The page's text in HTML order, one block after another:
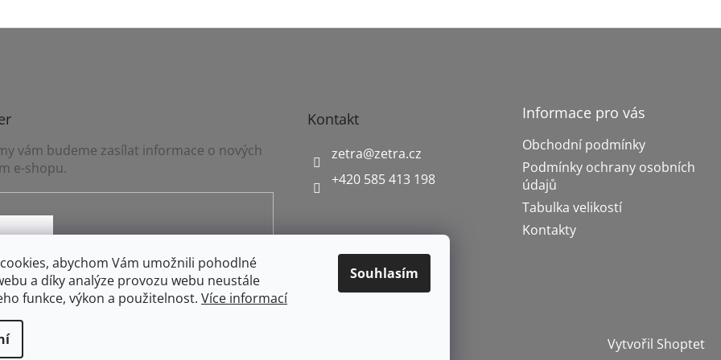
abychom Vám umožnili pohodlné
a díky analýze provozu webu neustále
funkce, výkon a použitelnost. Více informací
Souhlasím
vám budeme zasílat informace o nových
e-shopu.
ochrany osobních údajů
Kontakt
zetra@zetra.cz
+420 585 413 198
Informace pro vás
Obchodní podmínky
Podmínky ochrany osobních
údajů
Tabulka velikostí
Kontakty
Vytvořil Shoptet
vyhrazena.